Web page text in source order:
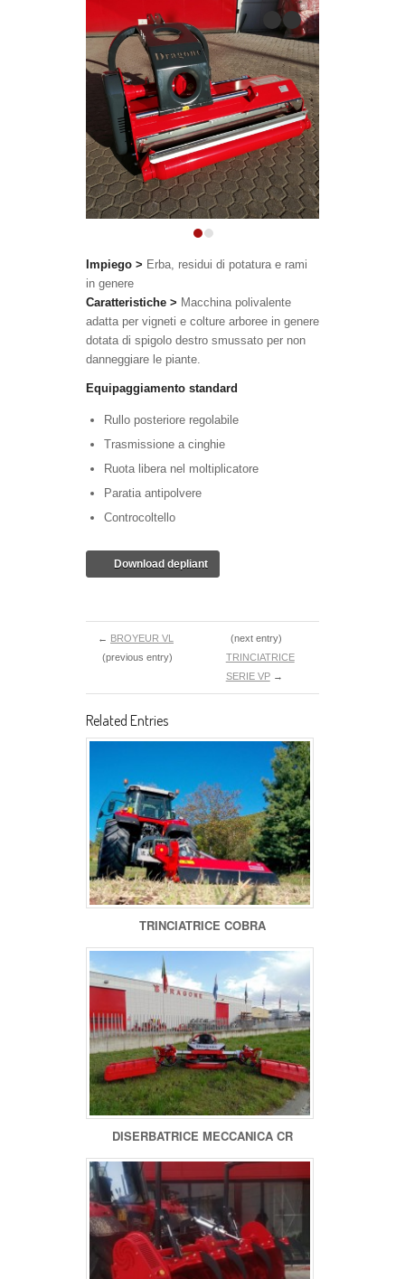
previous
1
Impiego > Erba, residui di potatura e rami
in genere
Caratteristiche > Macchina polivalente
adatta per vigneti e colture arboree in genere
dotata di spigolo destro smussato per non
danneggiare le piante.
Equipaggiamento standard
Rullo posteriore regolabile
Trasmissione a cinghie
Ruota libera nel moltiplicatore
Paratia antipolvere
Controcoltello
Download depliant
← BROYEUR VL
(previous entry)
(next entry)
TRINCIATRICE
SERIE VP→
Related Entries
TRINCIATRICE COBRA
DISERBATRICE MECCANICA CR